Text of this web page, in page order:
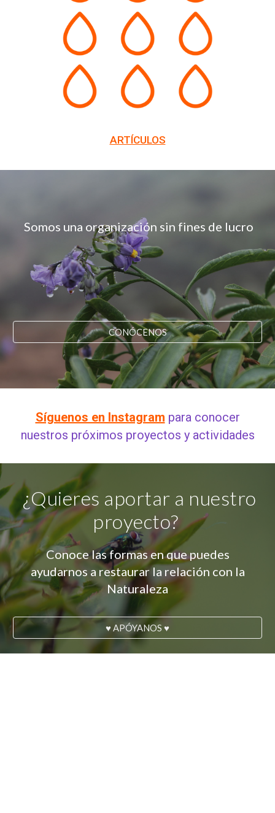
ARTÍCULOS
Somos una organización sin fines de lucro
CONÓCENOS
Síguenos en Instagram para conocer
nuestros próximos proyectos y actividades
¿Quieres aportar a nuestro
proyecto?
Conoce las formas en que puedes
ayudarnos a restaurar la relación con la
Naturaleza
♥ APÓYANOS ♥